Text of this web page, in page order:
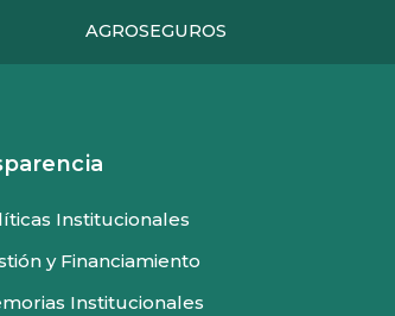
AGROSEGUROS
Institucionales
y Financiamiento
Institucionales